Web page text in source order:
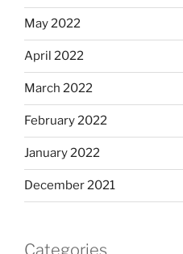
May 2022
April 2022
March 2022
February 2022
January 2022
December 2021
Categories